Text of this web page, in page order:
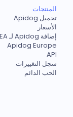
المنتجات
تحميل Apidog
الأسعار
إضافة Apidog لـ IDEA
Apidog Europe
API
سجل التغييرات
الحب الدائم